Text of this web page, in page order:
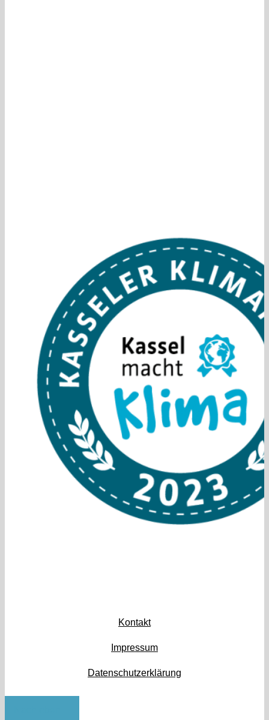
Kontakt
Impressum
Datenschutzerklärung